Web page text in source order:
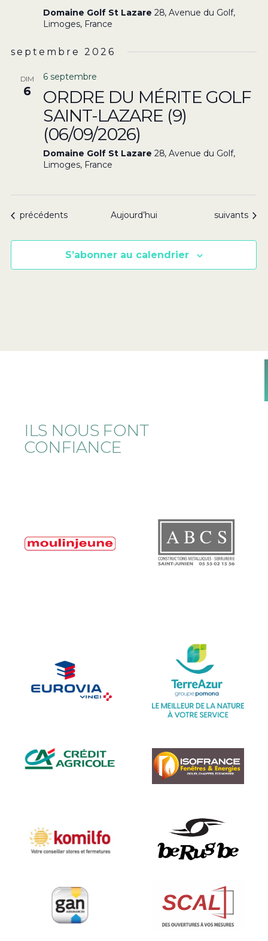
Domaine Golf St Lazare 28, Avenue du Golf,
Limoges, France
septembre 2026
DIM
6
6 septembre
ORDRE DU MÉRITE GOLF
SAINT-LAZARE (9)
(06/09/2026)
Domaine Golf St Lazare 28, Avenue du Golf,
Limoges, France
Évènements
précédents Aujourd’hui Évènements
suivants
S’abonner au calendrier
ILS NOUS FONT
CONFIANCE